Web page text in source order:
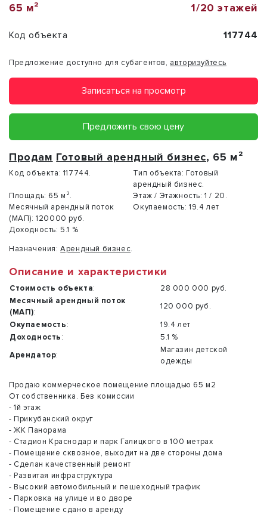
65 м² 1/20 этажей
Код объекта 117744
Предложение доступно для субагентов, авторизуйтесь
Записаться на просмотр
Предложить свою цену
Продам Готовый арендный бизнес, 65 м²
Код объекта: 117744. Тип объекта: Готовый
арендный бизнес.
Площадь: 65 м². Этаж / Этажность: 1 / 20.
Месячный арендный поток
(МАП): 120000 руб.
Окупаемость: 19.4 лет
Доходность: 5.1 %
Назначения: Арендный бизнес.
Описание и характеристики
Стоимость объекта:
28 000 000 руб.
Месячный арендный поток
(МАП):
120 000 руб.
Окупаемость:
19.4 лет
Доходность:
5.1 %
Арендатор:
Магазин детской
одежды
Продаю коммерческое помещение площадью 65 м2
От собственника. Без комиссии
- 1й этаж
- Прикубанский округ
- ЖК Панорама
- Стадион Краснодар и парк Галицкого в 100 метрах
- Помещение сквозное, выходит на две стороны дома
- Сделан качественный ремонт
- Развитая инфраструктура
- Высокий автомобильный и пешеходный трафик
- Парковка на улице и во дворе
- Помещение сдано в аренду